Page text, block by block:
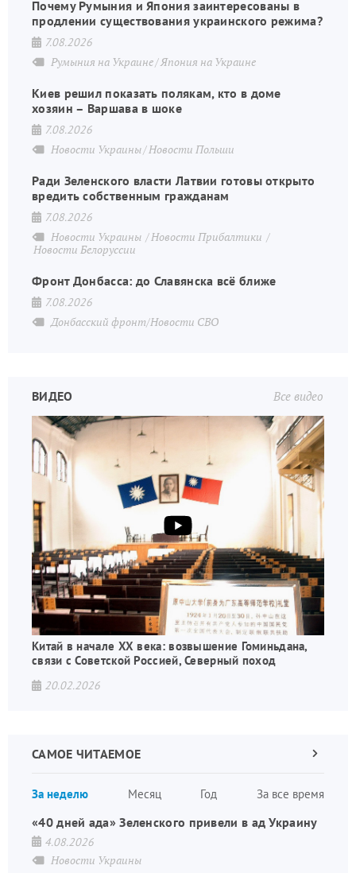
Почему Румыния и Япония заинтересованы в
продлении существования украинского режима?
7.08.2026
Румыния на Украине Япония на Украине
Киев решил показать полякам, кто в доме
хозяин – Варшава в шоке
7.08.2026
Новости Украины Новости Польши
Ради Зеленского власти Латвии готовы открыто
вредить собственным гражданам
7.08.2026
Новости Украины
Новости Прибалтики
Новости Белоруссии
Фронт Донбасса: до Славянска всё ближе
7.08.2026
Донбасский фронт/Новости СВО
Все видео
ВИДЕО
Китай в начале XX века: возвышение Гоминьдана,
связи с Советской Россией, Северный поход
20.02.2026
САМОЕ ЧИТАЕМОЕ
За неделю Месяц Год За все время
Следующая
«40 дней ада» Зеленского привели в ад Украину
4.08.2026
Новости Украины